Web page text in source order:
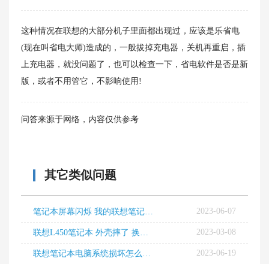
这种情况在联想的大部分机子里面都出现过，应该是乐省电
(现在叫省电大师)造成的，一般拔掉充电器，关机再重启，插
上充电器，就没问题了，也可以检查一下，省电软件是否是新
版，或者不用管它，不影响使用!
问答来源于网络，内容仅供参考
其它类似问题
笔记本屏幕闪烁 我的联想笔记本屏幕中间有时候出现横条闪烁是为什么呀? 2023-06-07
联想L450笔记本 外壳摔了 换个价钱 2023-03-08
联想笔记本电脑系统损坏怎么重装系统?我在广州，有哪里的联想维修点能做 2023-06-19